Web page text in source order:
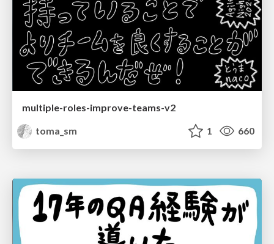
multiple-roles-improve-teams-v2
toma_sm
1 660